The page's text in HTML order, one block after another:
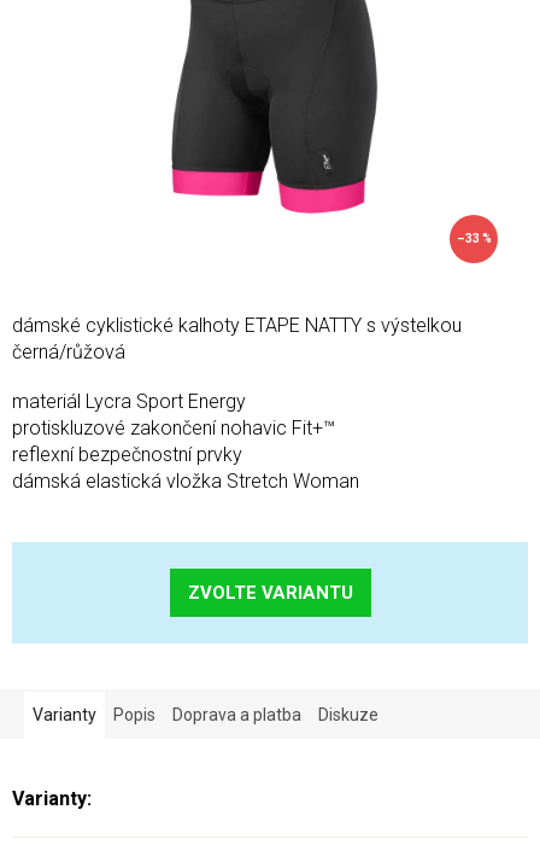
–33 %
dámské cyklistické kalhoty ETAPE NATTY s výstelkou
černá/růžová
materiál Lycra Sport Energy
protiskluzové zakončení nohavic Fit+™
reflexní bezpečnostní prvky
dámská elastická vložka Stretch Woman
ZVOLTE VARIANTU
Varianty Popis Doprava a platba Diskuze